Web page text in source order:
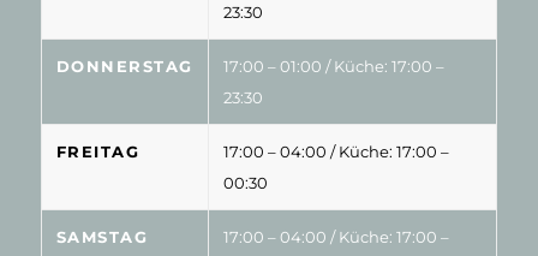
23:30
DONNERSTAG 17:00 – 01:00 / Küche: 17:00 –
23:30
FREITAG 17:00 – 04:00 / Küche: 17:00 –
00:30
SAMSTAG 17:00 – 04:00 / Küche: 17:00 –